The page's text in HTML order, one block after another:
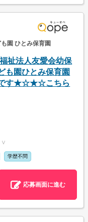
園 ひとみ保育園
祉法人友愛会幼保
も園ひとみ保育園
です★☆★☆こちら
∨
学歴不問
応募画面に進む